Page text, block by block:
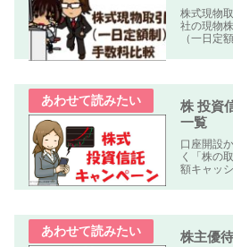
株式現物
社の現物
（一日定
れの業者
ン、タブ
使い方社
株 投資
一覧
口座開設
く「株の
額キャッ
中心に掲
株主優